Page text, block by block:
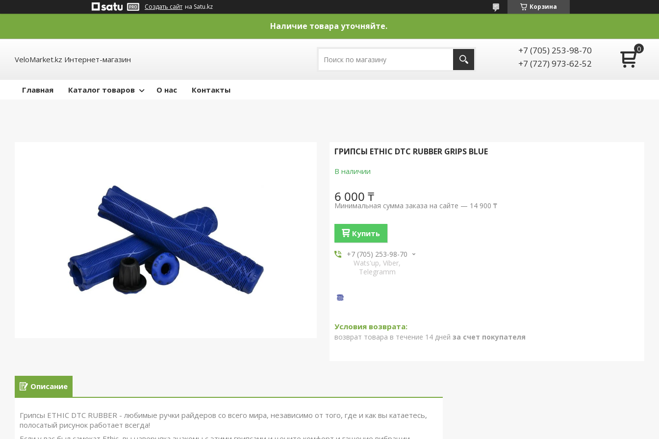
Создать сайт на Satu.kz Корзина
Наличие товара уточняйте.
VeloMarket.kz Интернет-магазин
+7 (705) 253-98-70
+7 (727) 973-62-52
Главная Каталог товаров О нас Контакты
ГРИПСЫ ETHIC DTC RUBBER GRIPS BLUE
В наличии
6 000 ₸
Минимальная сумма заказа на сайте — 14 900 ₸
Купить
+7 (705) 253-98-70
Wats'up, Viber,
Telegramm
возврат товара в течение 14 дней за счет покупателя
Описание
Грипсы ETHIC DTC RUBBER - любимые ручки райдеров со всего мира, независимо от того, где и как вы катаетесь,
полосатый рисунок работает всегда!